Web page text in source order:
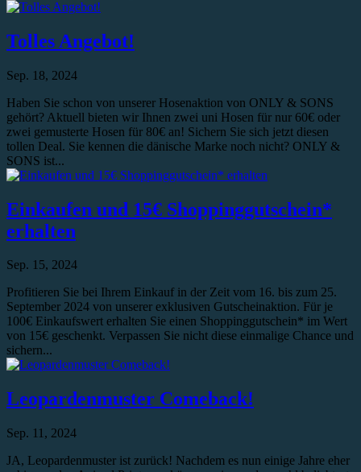
Tolles Angebot!
Sep. 18, 2024
Haben Sie schon von unserer Hosenaktion von ONLY & SONS
gehört? Aktuell bieten wir Ihnen zwei uni Hosen für nur 60€ oder
zwei gemusterte Hosen für 80€ an! Sichern Sie sich jetzt diesen
tollen Deal. Sie kennen die dänische Marke noch nicht? ONLY &
SONS ist...
Einkaufen und 15€ Shoppinggutschein*
erhalten
Sep. 15, 2024
Profitieren Sie bei Ihrem Einkauf in der Zeit vom 16. bis zum 25.
September 2024 von unserer exklusiven Gutscheinaktion. Für je
100€ Einkaufswert erhalten Sie einen Shoppinggutschein* im Wert
von 15€ geschenkt. Verpassen Sie nicht diese einmalige Chance und
sichern...
Leopardenmuster Comeback!
Sep. 11, 2024
JA, Leopardenmuster ist zurück! Nachdem es nun einige Jahre eher